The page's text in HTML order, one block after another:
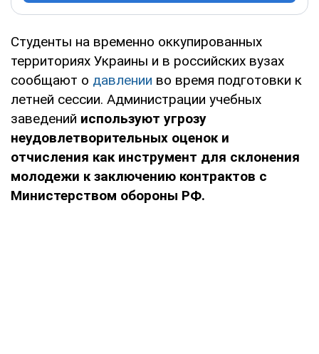
Студенты на временно оккупированных
территориях Украины и в российских вузах
сообщают о давлении во время подготовки к
летней сессии. Администрации учебных
заведений используют угрозу
неудовлетворительных оценок и
отчисления как инструмент для склонения
молодежи к заключению контрактов с
Министерством обороны РФ.